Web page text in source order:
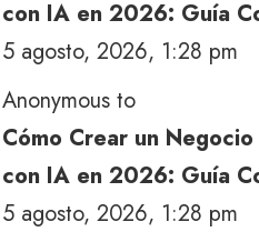
con IA en 2026: Guía
5 agosto, 2026, 1:28 pm
Anonymous to
Cómo Crear un
con IA en 2026: Guía
5 agosto, 2026, 1:28 pm